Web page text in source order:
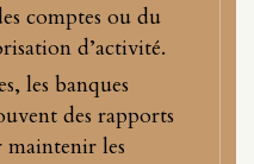
comptes ou du
d’activité.
les banques
des rapports
maintenir les